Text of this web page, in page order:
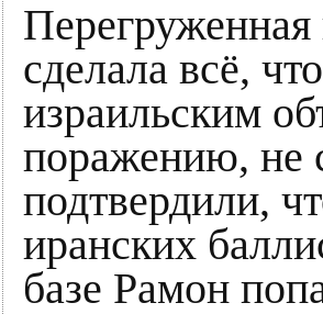
сделала всё,
израильским
поражению, не
подтвердили,
иранских
базе Рамон